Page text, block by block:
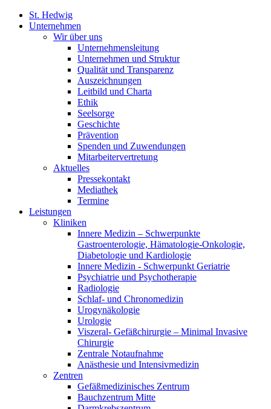
St. Hedwig
Unternehmen
Wir über uns
Unternehmensleitung
Unternehmen und Struktur
Qualität und Transparenz
Auszeichnungen
Leitbild und Charta
Ethik
Seelsorge
Geschichte
Prävention
Spenden und Zuwendungen
Mitarbeitervertretung
Aktuelles
Pressekontakt
Mediathek
Termine
Leistungen
Kliniken
Innere Medizin – Schwerpunkte
Gastroenterologie, Hämatologie-Onkologie,
Diabetologie und Kardiologie
Innere Medizin - Schwerpunkt Geriatrie
Psychiatrie und Psychotherapie
Radiologie
Schlaf- und Chronomedizin
Urogynäkologie
Urologie
Viszeral- Gefäßchirurgie – Minimal Invasive
Chirurgie
Zentrale Notaufnahme
Anästhesie und Intensivmedizin
Zentren
Gefäßmedizinisches Zentrum
Bauchzentrum Mitte